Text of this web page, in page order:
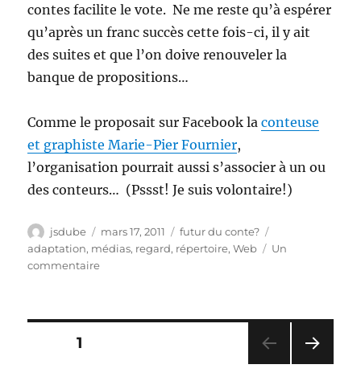
contes facilite le vote. Ne me reste qu’à espérer
qu’après un franc succès cette fois-ci, il y ait
des suites et que l’on doive renouveler la
banque de propositions…
Comme le proposait sur Facebook laconteuse
et graphiste Marie-Pier Fournier,
l’organisation pourrait aussi s’associer à un ou
des conteurs… (Pssst! Je suis volontaire!)
Auteur
jsdube
Publié
le
mars 17, 2011 Catégories
futur du conte?
adaptation, médias, regard, répertoire,Web
Un
commentairesur
Pagination
PAGE1